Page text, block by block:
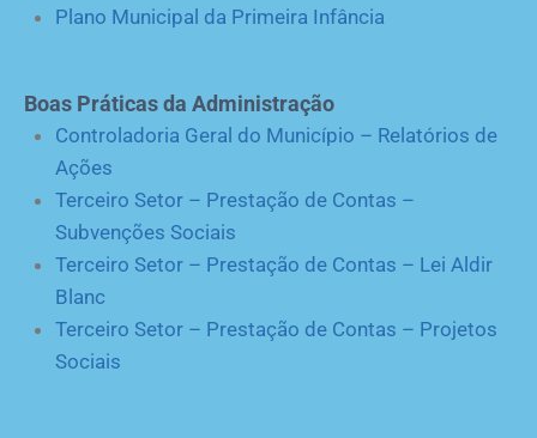
Plano Municipal da Primeira Infância
Boas Práticas da Administração
Controladoria Geral do Município – Relatórios de
Ações
Terceiro Setor – Prestação de Contas –
Subvenções Sociais
Terceiro Setor – Prestação de Contas – Lei Aldir
Blanc
Terceiro Setor – Prestação de Contas – Projetos
Sociais